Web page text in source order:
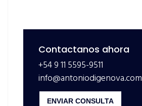
Contactanos ahora
+54 9 11 5595-9511
info@antoniodigenova.com
ENVIAR CONSULTA